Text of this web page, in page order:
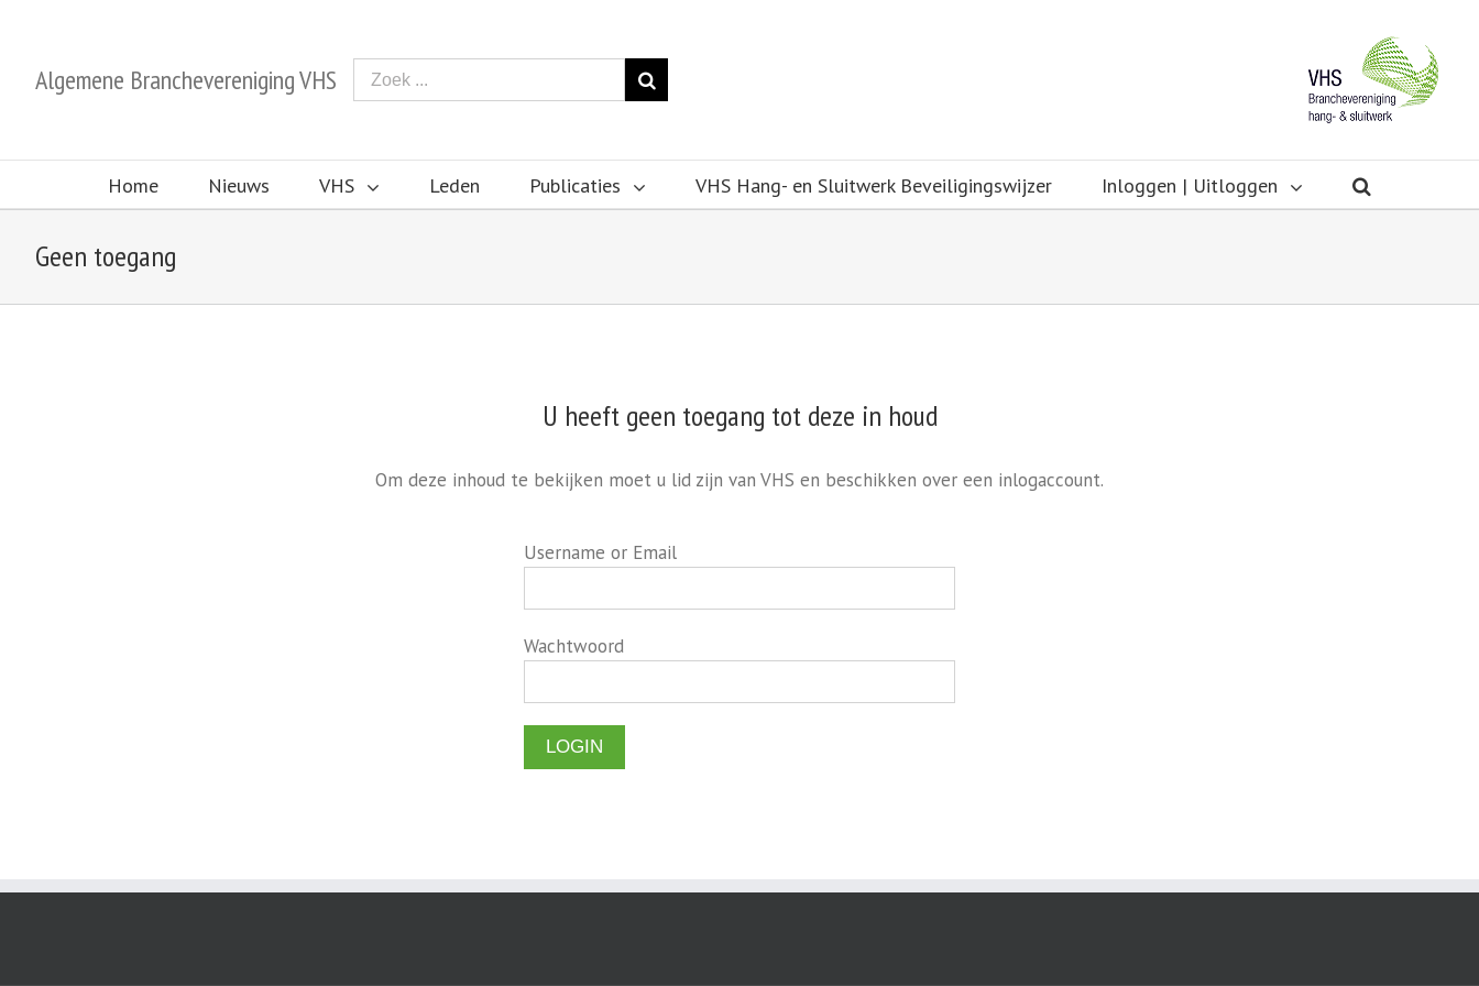
Algemene Branchevereniging VHS
Home Nieuws VHS Leden Publicaties VHS Hang- en Sluitwerk Beveiligingswijzer Inloggen | Uitloggen
Geen toegang
U heeft geen toegang tot deze in houd
Om deze inhoud te bekijken moet u lid zijn van VHS en beschikken over een inlogaccount.
Username or Email
Wachtwoord